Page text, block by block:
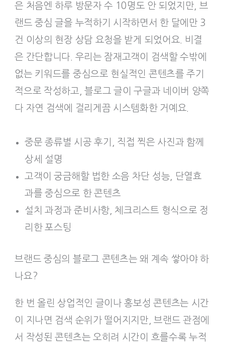
은 처음엔 하루 방문자 수 10명도 안 되었지만, 브
랜드 중심 글을 누적하기 시작하면서 한 달에만 3
건 이상의 현장 상담 요청을 받게 되었어요. 비결
은 간단합니다. 우리는 잠재고객이 검색할 수밖에
없는 키워드를 중심으로 현실적인 콘텐츠를 주기
적으로 작성하고, 블로그 글이 구글과 네이버 양쪽
다 자연 검색에 걸리게끔 시스템화한 거예요.
중문 종류별 시공 후기, 직접 찍은 사진과 함께
상세 설명
고객이 궁금해할 법한 소음 차단 성능, 단열효
과를 중심으로 한 콘텐츠
설치 과정과 준비사항, 체크리스트 형식으로 정
리한 포스팅
브랜드 중심의 블로그 콘텐츠는 왜 계속 쌓아야 하
나요?
한 번 올린 상업적인 글이나 홍보성 콘텐츠는 시간
이 지나면 검색 순위가 떨어지지만, 브랜드 관점에
서 작성된 콘텐츠는 오히려 시간이 흐를수록 누적